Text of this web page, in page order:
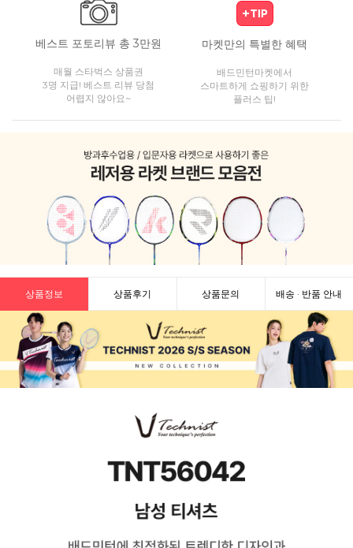
베스트 포토리뷰 총 3만원
매월 스타벅스 상품권
3명 지급! 베스트 리뷰 당첨
어렵지 않아요~
마켓만의 특별한 혜택
배드민턴마켓에서
스마트하게 쇼핑하기 위한
플러스 팁!
상품정보 상품후기 상품문의 배송 · 반품 안내